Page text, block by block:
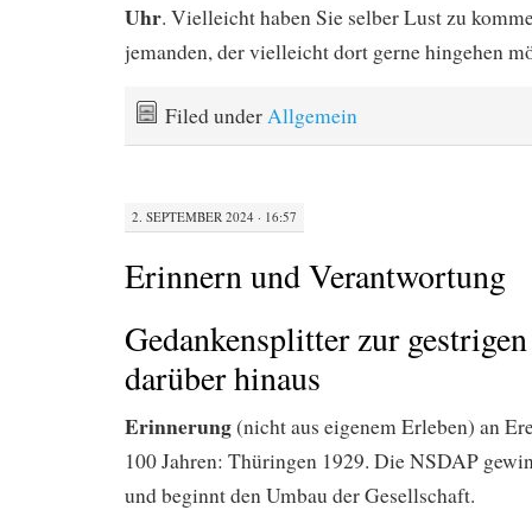
Uhr. Vielleicht haben Sie selber Lust zu
jemanden, der vielleicht dort gerne hingehen
Filed underAllgemein
2. SEPTEMBER 2024 · 16:57
Erinnern und Verantwortung
Gedankensplitter zur
darüber hinaus
Erinnerung(nicht aus eigenem Erleben) an
100 Jahren: Thüringen 1929. Die NSDAP
und beginnt den Umbau der Gesellschaft.